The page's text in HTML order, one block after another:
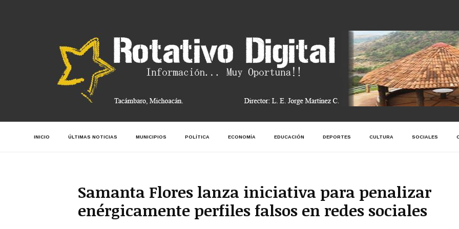
INICIO ÚLTIMAS NOTICIAS MUNICIPIOS POLÍTICA ECONOMÍA EDUCACIÓN DEPORTES CULTURA SOCIALES
Samanta Flores lanza iniciativa para penalizar
enérgicamente perfiles falsos en redes sociales